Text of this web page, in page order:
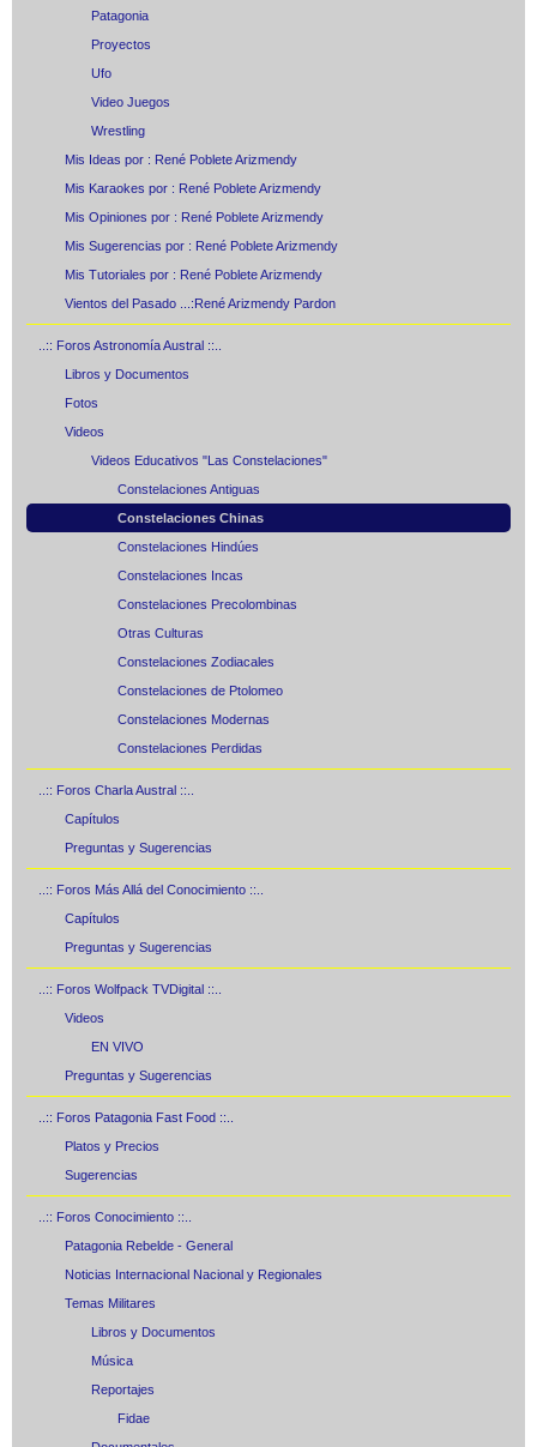
Patagonia
Proyectos
Ufo
Video Juegos
Wrestling
Mis Ideas por : René Poblete Arizmendy
Mis Karaokes por : René Poblete Arizmendy
Mis Opiniones por : René Poblete Arizmendy
Mis Sugerencias por : René Poblete Arizmendy
Mis Tutoriales por : René Poblete Arizmendy
Vientos del Pasado ...:René Arizmendy Pardon
..:: Foros Astronomía Austral ::..
Libros y Documentos
Fotos
Videos
Videos Educativos "Las Constelaciones"
Constelaciones Antiguas
Constelaciones Chinas
Constelaciones Hindúes
Constelaciones Incas
Constelaciones Precolombinas
Otras Culturas
Constelaciones Zodiacales
Constelaciones de Ptolomeo
Constelaciones Modernas
Constelaciones Perdidas
..:: Foros Charla Austral ::..
Capítulos
Preguntas y Sugerencias
..:: Foros Más Allá del Conocimiento ::..
Capítulos
Preguntas y Sugerencias
..:: Foros Wolfpack TVDigital ::..
Videos
EN VIVO
Preguntas y Sugerencias
..:: Foros Patagonia Fast Food ::..
Platos y Precios
Sugerencias
..:: Foros Conocimiento ::..
Patagonia Rebelde - General
Noticias Internacional Nacional y Regionales
Temas Militares
Libros y Documentos
Música
Reportajes
Fidae